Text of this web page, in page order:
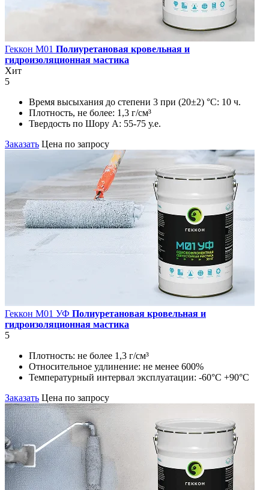
Геккон М01 Полиуретановая кровельная и
гидроизоляционная мастика
Хит
5
Время высыхания до степени 3 при (20±2) °С: 10 ч.
Плотность, не более: 1,3 г/см³
Твердость по Шору А: 55-75 у.е.
Заказать Цена по запросу
Геккон М01 УФ Полиуретановая кровельная и
гидроизоляционная мастика
5
Плотность: не более 1,3 г/см³
Относительное удлинение: не менее 600%
Температурный интервал эксплуатации: -60°С +90°С
Заказать Цена по запросу